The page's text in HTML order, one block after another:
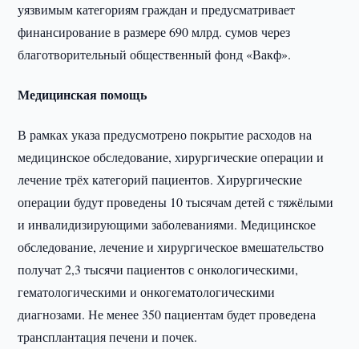
уязвимым категориям граждан и предусматривает
финансирование в размере 690 млрд. сумов через
благотворительный общественный фонд «Вакф».
Медицинская помощь
В рамках указа предусмотрено покрытие расходов на
медицинское обследование, хирургические операции и
лечение трёх категорий пациентов. Хирургические
операции будут проведены 10 тысячам детей с тяжёлыми
и инвалидизирующими заболеваниями. Медицинское
обследование, лечение и хирургическое вмешательство
получат 2,3 тысячи пациентов с онкологическими,
гематологическими и онкогематологическими
диагнозами. Не менее 350 пациентам будет проведена
трансплантация печени и почек.